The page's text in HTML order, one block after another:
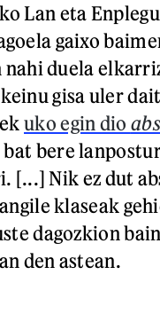
Lan eta
gaixo
duela
gisa uler
uko egin dio
bere
[...] Nik ez dut
klaseak
dagozkion
den astean.